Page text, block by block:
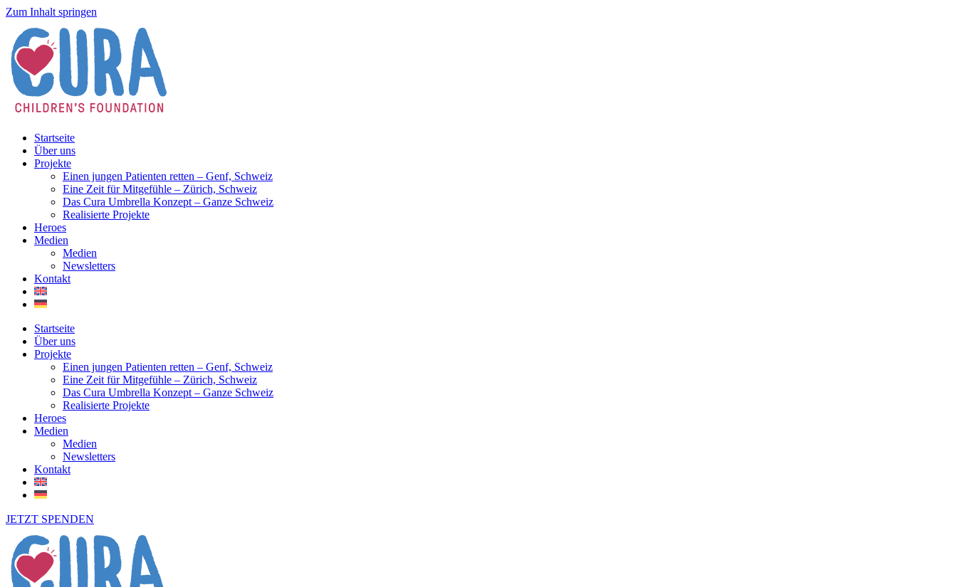
Zum Inhalt springen
Startseite
Über uns
Projekte
Einen jungen Patienten retten – Genf, Schweiz
Eine Zeit für Mitgefühle – Zürich, Schweiz
Das Cura Umbrella Konzept – Ganze Schweiz
Realisierte Projekte
Heroes
Medien
Medien
Newsletters
Kontakt
Startseite
Über uns
Projekte
Einen jungen Patienten retten – Genf, Schweiz
Eine Zeit für Mitgefühle – Zürich, Schweiz
Das Cura Umbrella Konzept – Ganze Schweiz
Realisierte Projekte
Heroes
Medien
Medien
Newsletters
Kontakt
JETZT SPENDEN